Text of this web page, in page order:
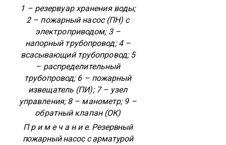
1 – резервуар хранения воды;
2 – пожарный насос (ПН) с
электроприводом; 3 –
напорный трубопровод;4 –
всасывающий трубопровод; 5
– распределительный
трубопровод; 6 – пожарный
извещатель (ПИ);7 – узел
управления; 8 – манометр; 9 –
обратный клапан (ОК)
Примечани е. Резервный
пожарный насос с арматурой